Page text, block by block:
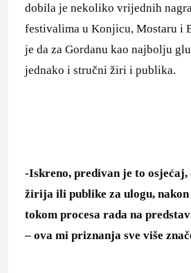
dobila je nekoliko vrijednih
festivalima u Konjicu, Mostaru i
je da za Gordanu kao najbolju
jednako i stručni žiri i publika.
-Iskreno, predivan je to
žirija ili publike za ulogu, nakon
tokom procesa rada na
– ova mi priznanja sve više